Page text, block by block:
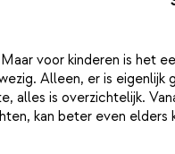
voor kinderen is het
Alleen, er is eigenlijk
alles is overzichtelijk.